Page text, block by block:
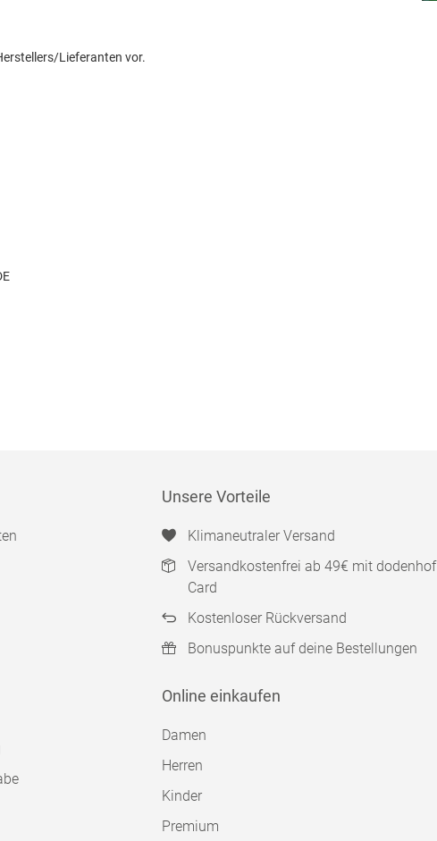
Lieferanten vor.
Unsere Vorteile
Klimaneutraler Versand
Versandkostenfrei ab 49€ mit dodenhof
Card
Kostenloser Rückversand
Bonuspunkte auf deine Bestellungen
Online einkaufen
Damen
Herren
Kinder
Premium